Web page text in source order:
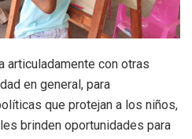
articuladamente con otras
en general, para
que protejan a los niños,
brinden oportunidades para